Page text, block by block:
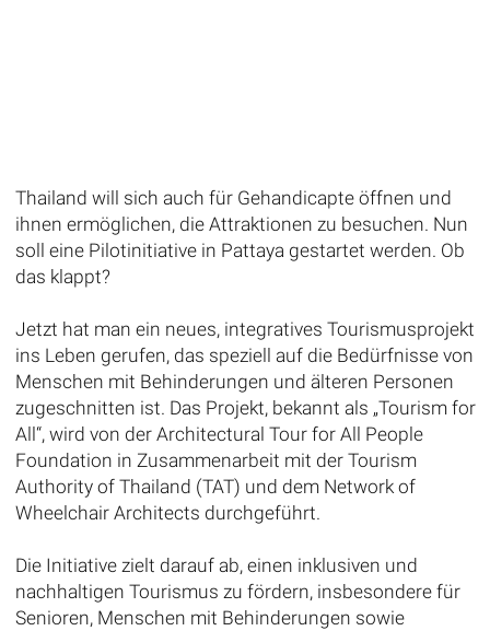
Thailand will sich auch für Gehandicapte öffnen und
ihnen ermöglichen, die Attraktionen zu besuchen. Nun
soll eine Pilotinitiative in Pattaya gestartet werden. Ob
das klappt?
Jetzt hat man ein neues, integratives Tourismusprojekt
ins Leben gerufen, das speziell auf die Bedürfnisse von
Menschen mit Behinderungen und älteren Personen
zugeschnitten ist. Das Projekt, bekannt als „Tourism for
All“, wird von der Architectural Tour for All People
Foundation in Zusammenarbeit mit der Tourism
Authority of Thailand (TAT) und dem Network of
Wheelchair Architects durchgeführt.
Die Initiative zielt darauf ab, einen inklusiven und
nachhaltigen Tourismus zu fördern, insbesondere für
Senioren, Menschen mit Behinderungen sowie